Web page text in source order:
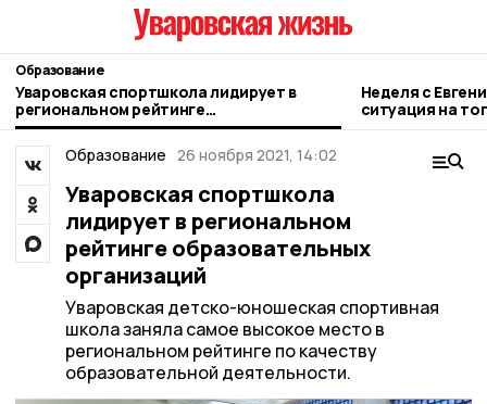
Образование
Уваровская спортшкола лидирует в
региональном рейтинге
образовательных организаций
Неделя с
ситуация на
городе и
Образование 26 ноября 2021, 14:02
Уваровская спортшкола
лидирует в региональном
рейтинге образовательных
организаций
Уваровская детско-юношеская спортивная
школа заняла самое высокое место в
региональном рейтинге по качеству
образовательной деятельности.